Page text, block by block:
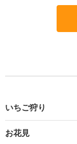
いちご狩り
お花見